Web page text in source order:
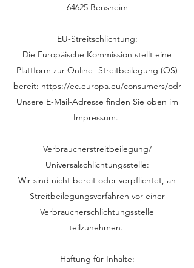
64625 Bensheim
EU-Streitschlichtung:
Die Europäische Kommission stellt eine
Plattform zur Online- Streitbeilegung (OS)
bereit: https://ec.europa.eu/consumers/odr
Unsere E-Mail-Adresse finden Sie oben im
Impressum.
Verbraucherstreitbeilegung/
Universalschlichtungsstelle:
Wir sind nicht bereit oder verpflichtet, an
Streitbeilegungsverfahren vor einer
Verbraucherschlichtungsstelle
teilzunehmen.
Haftung für Inhalte: